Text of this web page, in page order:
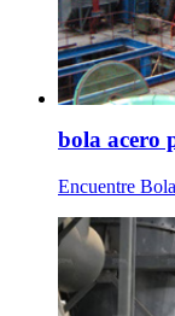
bola acero
Encuentre